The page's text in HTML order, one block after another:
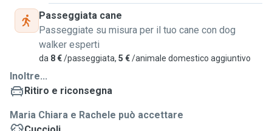
Passeggiata cane
Passeggiate su misura per il tuo cane con dog
walker esperti
da 8 €/passeggiata, 5 €/animale domestico aggiuntivo
Inoltre...
Ritiro e riconsegna
Maria Chiara e Rachele può accettare